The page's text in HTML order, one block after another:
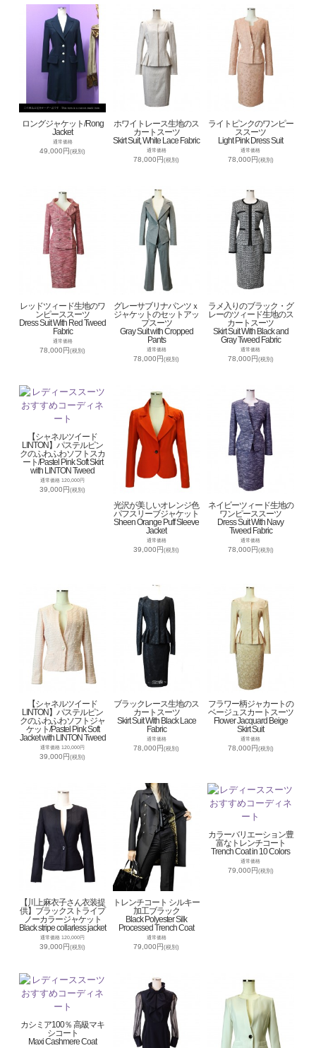
ロングジャケット/Rong
Jacket
通常価格
49,000円(税別)
ホワイトレース生地のス
カートスーツ
Skirt Suit, White Lace Fabric
通常価格
78,000円(税別)
ライトピンクのワンピー
ススーツ
Light Pink Dress Suit
通常価格
78,000円 (税別)
レッドツィード生地のワ
ンピーススーツ
Dress Suit With Red Tweed
Fabric
通常価格
78,000円(税別)
グレーサブリナパンツｘ
ジャケットのセットアッ
プスーツ
Gray Suit with Cropped
Pants
通常価格
78,000円(税別)
ラメ入りのブラック・グ
レーのツィード生地のス
カートスーツ
Skirt Suit With Black and
Gray Tweed Fabric
通常価格
78,000円(税別)
【シャネルツイード
LINTON】パステルピン
クのふわふわソフトスカ
ート/Pastel Pink Soft Skirt
with LINTON Tweed
通常価格 120,000円
39,000円(税別)
光沢が美しいオレンジ色
パフスリーブジャケット
Sheen Orange Puff Sleeve
Jacket
通常価格
39,000円(税別)
ネイビーツィード生地の
ワンピーススーツ
Dress Suit With Navy
Tweed Fabric
通常価格
78,000円(税別)
【シャネルツイード
LINTON】パステルピン
クのふわふわソフトジャ
ケット/Pastel Pink Soft
Jacket with LINTON Tweed
通常価格 120,000円
39,000円(税別)
ブラックレース生地のス
カートスーツ
Skirt Suit With Black Lace
Fabric
通常価格
78,000円(税別)
フラワー柄ジャカートの
ベージュスカートスーツ
Flower Jacquard Beige
Skirt Suit
通常価格
78,000円(税別)
【川上麻衣子さん衣装提
供】ブラックストライプ
ノーカラージャケット
Black stripe collarless jacket
通常価格 120,000円
39,000円(税別)
トレンチコート シルキー
加工ブラック
Black Polyester Silk
Processed Trench Coat
通常価格
79,000円(税別)
カラーバリエーション豊
富なトレンチコート
Trench Coat in 10 Colors
通常価格
79,000円(税別)
カシミア100％ 高級マキ
シコート
Maxi Cashmere Coat